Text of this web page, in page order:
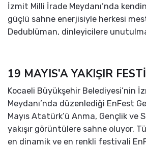
İzmit Milli İrade Meydanı’nda
güçlü sahne enerjisiyle herkesi
Dedublüman, dinleyicilere
19 MAYIS’A YAKIŞIR
Kocaeli Büyükşehir Belediyesi’nin
Meydanı’nda düzenlediği EnFest
Mayıs Atatürk’ü Anma, Gençlik ve
yakışır görüntülere sahne oluyor.
en dinamik ve en renkli festivali